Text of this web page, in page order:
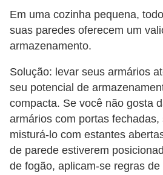
Em uma cozinha pequena,
suas paredes oferecem um
armazenamento.
Solução: levar seus armários
seu potencial de
compacta. Se você não gosta
armários com portas fechadas,
misturá-lo com estantes
de parede estiverem
de fogão, aplicam-se regras